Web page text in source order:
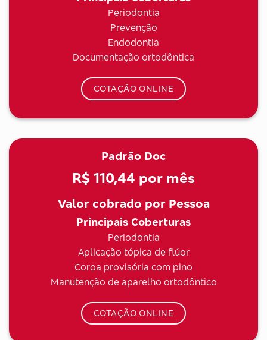
Periodontia
Prevenção
Endodontia
Documentação ortodôntica
COTAÇÃO ONLINE
Padrão Doc
R$ 110,44 por mês
Valor cobrado por Pessoa
Principais Coberturas
Periodontia
Aplicação tópica de flúor
Coroa provisória com pino
Manutenção de aparelho ortodôntico
COTAÇÃO ONLINE